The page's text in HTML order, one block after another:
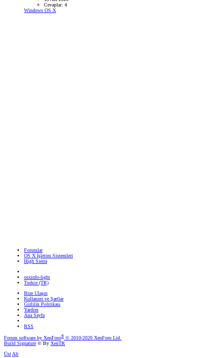
Cevaplar: 4
Windows OS X
Forumlar
OS X İşletim Sistemleri
High Sierra
osxinfo-light
Turkce (TR)
Bize Ulaşın
Kullanım ve Şartlar
Gizlilik Politikası
Yardım
Ana Sayfa
RSS
Forum software by XenForo® © 2010-2020 XenForo Ltd.
Build Signature © By XenTR
ÜstAlt